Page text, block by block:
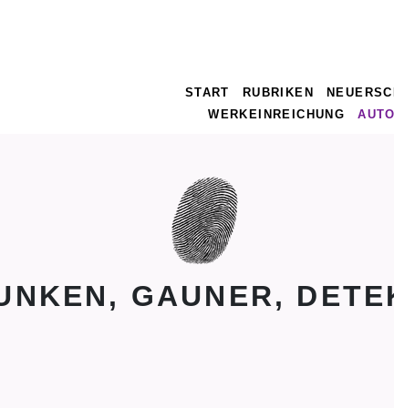
START RUBRIKEN
WERKEINREICHUNG
GAUNER,